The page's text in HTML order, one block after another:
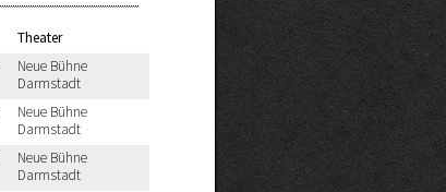
Theater
Neue Bühne
Darmstadt
Neue Bühne
Darmstadt
Neue Bühne
Darmstadt